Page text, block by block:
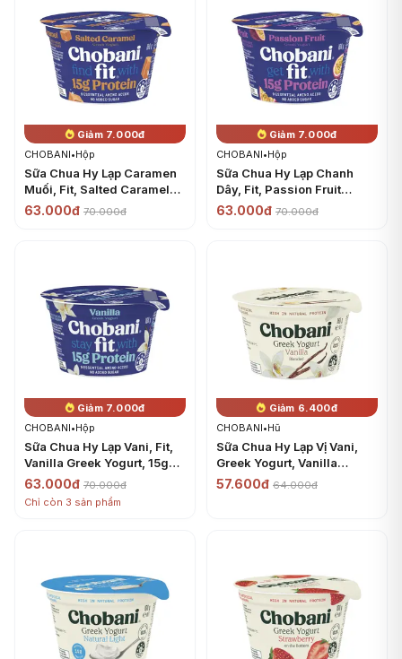
Giảm 7.000đ
CHOBANI•Hộp
Sữa Chua Hy Lạp Caramen
Muối, Fit, Salted Caramel
Greek Yogurt, 15g Protein &
63.000đ 70.000đ
Giảm 7.000đ
CHOBANI•Hộp
Sữa Chua Hy Lạp Chanh
Dây, Fit, Passion Fruit
Greek Yogurt, 15g Protein &
63.000đ 70.000đ
Giảm 7.000đ
CHOBANI•Hộp
Sữa Chua Hy Lạp Vani, Fit,
Vanilla Greek Yogurt, 15g
Protein & No Added Sugar
(160g) - CHOBANI
63.000đ 70.000đ
Chỉ còn 3 sản phẩm
Giảm 6.400đ
CHOBANI•Hũ
Sữa Chua Hy Lạp Vị Vani,
Greek Yogurt, Vanilla
Blended (160g) - CHOBANI
57.600đ 64.000đ